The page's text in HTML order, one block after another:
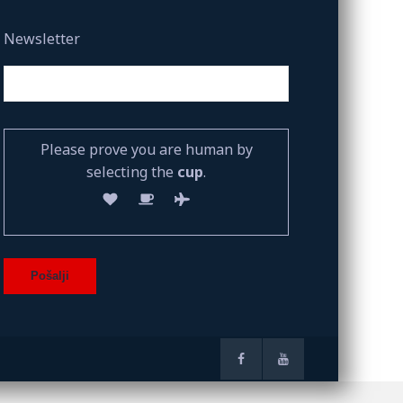
Newsletter
Please prove you are human by
selecting the cup.